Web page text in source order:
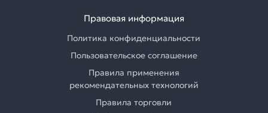
Правовая информация
Политика конфиденциальности
Пользовательское соглашение
Правила применения
рекомендательных технологий
Правила торговли